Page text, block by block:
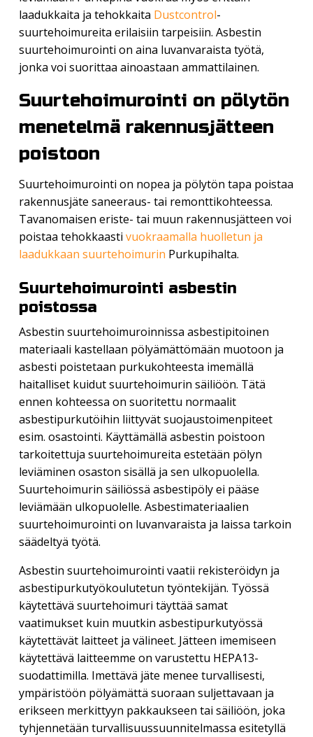
laadukkaita ja tehokkaita Dustcontrol-
suurtehoimureita erilaisiin tarpeisiin. Asbestin
suurtehoimurointi on aina luvanvaraista työtä,
jonka voi suorittaa ainoastaan ammattilainen.
Suurtehoimurointi on pölytön
menetelmä rakennusjätteen
poistoon
Suurtehoimurointi on nopea ja pölytön tapa poistaa
rakennusjäte saneeraus- tai remonttikohteessa.
Tavanomaisen eriste- tai muun rakennusjätteen voi
poistaa tehokkaastivuokraamalla huolletun ja
laadukkaan suurtehoimurin Purkupihalta.
Suurtehoimurointi asbestin
poistossa
Asbestin suurtehoimuroinnissa asbestipitoinen
materiaali kastellaan pölyämättömään muotoon ja
asbesti poistetaan purkukohteesta imemällä
haitalliset kuidut suurtehoimurin säiliöön. Tätä
ennen kohteessa on suoritettu normaalit
asbestipurkutöihin liittyvät suojaustoimenpiteet
esim. osastointi. Käyttämällä asbestin poistoon
tarkoitettuja suurtehoimureita estetään pölyn
leviäminen osaston sisällä ja sen ulkopuolella.
Suurtehoimurin säiliössä asbestipöly ei pääse
leviämään ulkopuolelle. Asbestimateriaalien
suurtehoimurointi on luvanvaraista ja laissa tarkoin
säädeltyä työtä.
Asbestin suurtehoimurointi vaatii rekisteröidyn ja
asbestipurkutyökoulutetun työntekijän. Työssä
käytettävä suurtehoimuri täyttää samat
vaatimukset kuin muutkin asbestipurkutyössä
käytettävät laitteet ja välineet. Jätteen imemiseen
käytettävä laitteemme on varustettu HEPA13-
suodattimilla. Imettävä jäte menee turvallisesti,
ympäristöön pölyämättä suoraan suljettavaan ja
erikseen merkittyyn pakkaukseen tai säiliöön, joka
tyhjennetään turvallisuussuunnitelmassa esitetyllä